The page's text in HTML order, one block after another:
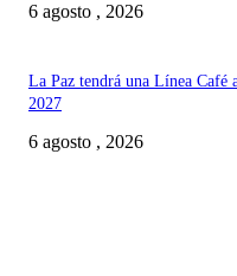
6 agosto , 2026
La Paz tendrá una Línea
2027
6 agosto , 2026